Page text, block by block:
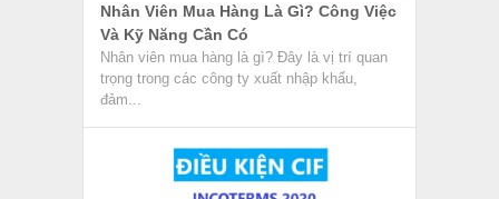
Nhân Viên Mua Hàng Là Gì? Công Việc
Và Kỹ Năng Cần Có
Nhân viên mua hàng là gì? Đây là vị trí quan
trọng trong các công ty xuất nhập khẩu,
đảm...